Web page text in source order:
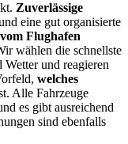
Zuverlässige
eine gut organisierte
Flughafen
wählen die schnellste
und reagieren
welches
Alle Fahrzeuge
es gibt ausreichend
sind ebenfalls